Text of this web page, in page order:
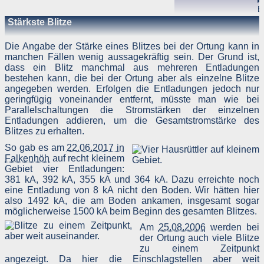
Quelle/Verweis, von welchem Sie auf die Seite gelangten
Verwendeter Browser
Verwendetes Betriebssystem
Verwendete IP-Adresse
Die Server-Logfiles werden für einige Zeit gespeichert und
anschließend gelöscht. Dies liegt in der Zuständigkeit des Providers
Strato AG, der Websitebetreiber nutzt diese Daten nicht. Strato
dazu:
DSGVO und Log-Daten: Welche Daten wir von Deinen Website-
Besuchern erheben und warum
Datenschutzinformation
Der Websitebetreiber zeichnet die o. g. Daten selbst auf und
zu erkennen, um z. B. Missbrauchsfälle aufklären zu können und
zur Qualitätssicherung um festzustellen, welche Seiten von wo wie
oft aufgerufen werden. Müssen Daten aus Beweisgründen
aufgehoben werden, sind sie solange von der Löschung
ausgenommen bis der Vorfall endgültig geklärt ist.
Reichweitenmessung & Cookies
Eine Reichweitenmessung in diesem Sinne erfolgt durch den
Websitebetreiber nicht, es werden nur die Aufrufzahlen der Website
und der Webseiten auf der Basis der Logfiles ohne direkte
Verbindung zu Besuchern ausgewertet.
Stärkste Blitze
Die Angabe der Stärke eines Blitzes bei der Ortung kann in
manchen Fällen wenig aussagekräftig sein. Der Grund ist,
dass ein Blitz manchmal aus mehreren Entladungen
bestehen kann, die bei der Ortung aber als einzelne Blitze
angegeben werden. Erfolgen die Entladungen jedoch nur
geringfügig voneinander entfernt, müsste man wie bei
Parallelschaltungen die Stromstärken der einzelnen
Entladungen addieren, um die Gesamtstromstärke des
Blitzes zu erhalten.
So gab es am 22.06.2017 in
Falkenhöh auf recht kleinem
Gebiet vier Entladungen:
381 kA, 392 kA, 355 kA und 364 kA. Dazu erreichte noch
eine Entladung von 8 kA nicht den Boden. Wir hätten hier
also 1492 kA, die am Boden ankamen, insgesamt sogar
möglicherweise 1500 kA beim Beginn des gesamten Blitzes.
Am 25.08.2006werden bei
der Ortung auch viele Blitze
zu einem Zeitpunkt
angezeigt. Da hier die Einschlagstellen aber weit